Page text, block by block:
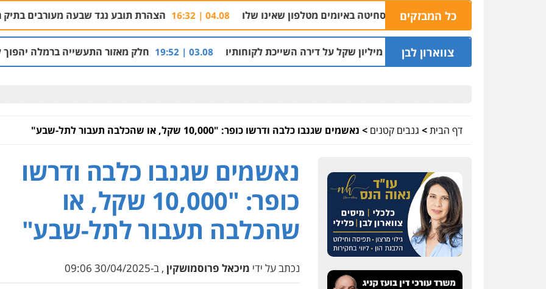
כל המבזקים 04.08 | 16:32 הצהרת תובע נגד שבעה מעורבים בתיק רצח בניהו רזי
צווארון לבן
שעקץ שני מיליון שקל על דירה השייכת לקוחותיו 03.08 | 19:52 חלק מאזור התעשייה ברמלה יהפוך למתחם מגורים עם 1,700 יחידות דיור
דף הבית> גנבים קטנים > נאשמים שגנבו כלבה ודרשו כופר: "10,000 שקל, או שהכלבה תעבור לתל-שבע"
נאשמים שגנבו כלבה ודרשו
כופר: "10,000 שקל, או
שהכלבה תעבור לתל-שבע"
נכתב על ידי מיכאל פרוסמושקין , ב-30/04/2025 09:06